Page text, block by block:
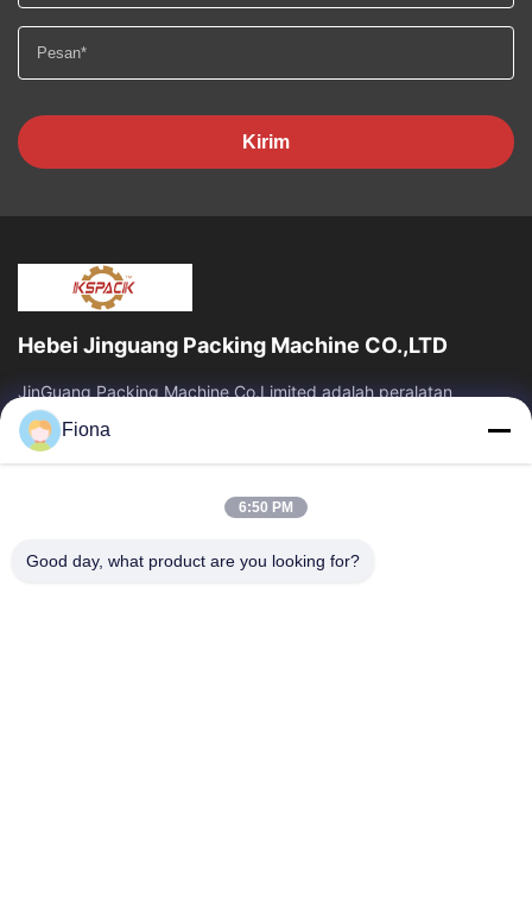
Kirim
Hebei Jinguang Packing Machine CO.,LTD
JinGuang Packing Machine Co.Limited adalah peralatan
pencetakan karton bergelombang profesional dan mesin terkait
untuk produksi karton selama...
Tautan Cepat
Produk
Tentang Kami
Tur Pabrik
Fiona
6:50 PM
Good day, what product are you looking for?